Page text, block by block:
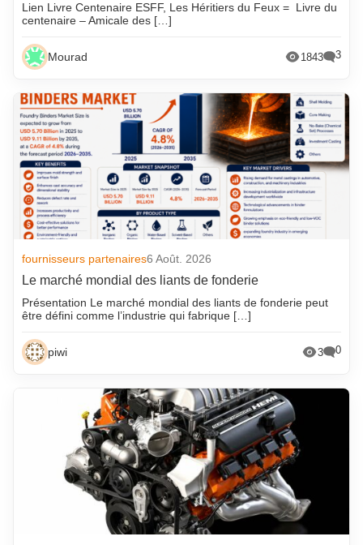
Lien Livre Centenaire ESFF, Les Héritiers du Feux = Livre du
centenaire – Amicale des […]
Mourad 1843 3
fournisseurs partenaires6 Août. 2026
Le marché mondial des liants de fonderie
Présentation Le marché mondial des liants de fonderie peut
être défini comme l’industrie qui fabrique […]
piwi 3 0